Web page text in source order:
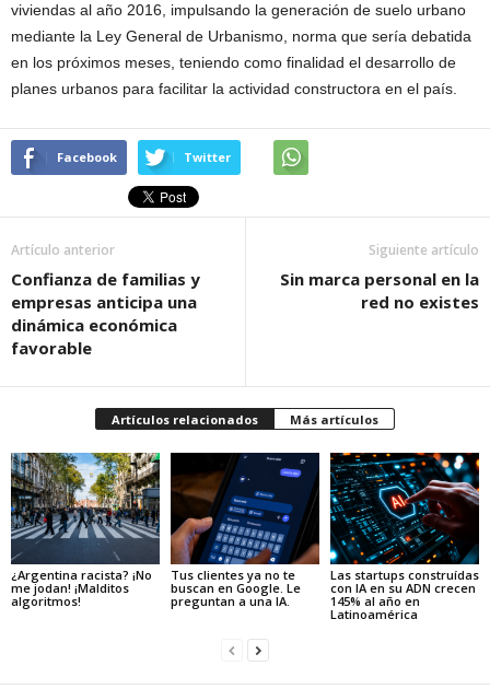
viviendas al año 2016, impulsando la generación de suelo urbano
mediante la Ley General de Urbanismo, norma que sería debatida
en los próximos meses, teniendo como finalidad el desarrollo de
planes urbanos para facilitar la actividad constructora en el país.
Facebook Twitter
Artículo anterior
Confianza de familias y
empresas anticipa una
dinámica económica
favorable
Siguiente artículo
Sin marca personal en la
red no existes
Artículos relacionados Más artículos
¿Argentina racista? ¡No
me jodan! ¡Malditos
algoritmos!
Tus clientes ya no te
buscan en Google. Le
preguntan a una IA.
Las startups construídas
con IA en su ADN crecen
145% al año en
Latinoamérica